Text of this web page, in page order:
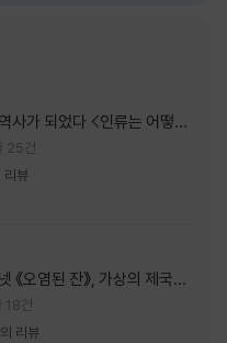
는 동화를 다시 읽는 감성 에세
했다. 하지만 책장을 넘길수록
화는 아이들만을 위한 이야기가
친 어른들의 마음을 치유하는
어라는 사실을 말이다. 이 책은
다 <인류는 어떻게
25건
리뷰
《오염된 잔》, 가상의 제국이
터리 사건의 치밀함이 이루어
지...
18건
리뷰